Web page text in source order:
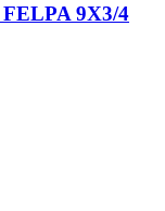
9X3/4